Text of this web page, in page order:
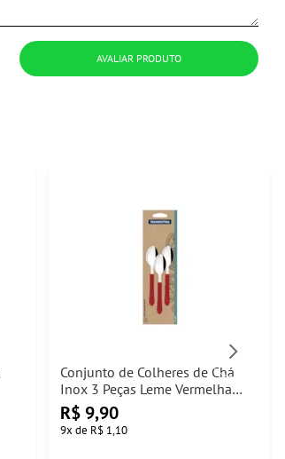
AVALIAR PRODUTO
Conjunto de Colheres de Chá
Inox 3 Peças Leme Vermelha
Tramontina
R$ 9,90
9x de R$ 1,10